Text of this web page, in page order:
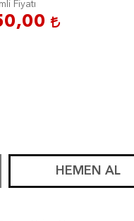
Fiyatı
HEMEN AL